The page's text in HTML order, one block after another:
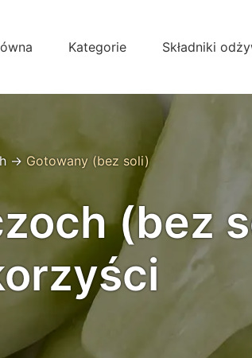
Kategorie Składniki
→ Gotowany (bez soli)
(bez